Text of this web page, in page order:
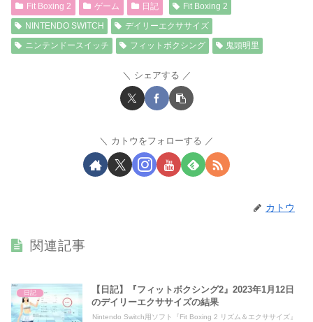
Fit Boxing 2 ゲーム 日記
Fit Boxing 2
NINTENDO SWITCH
デイリーエクササイズ
ニンテンドースイッチ
フィットボクシング 鬼頭明里
シェアする
カトウをフォローする
カトウ
関連記事
日記
【日記】『フィットボクシング2』2023年1月12日
のデイリーエクササイズの結果
Nintendo Switch用ソフト『Fit Boxing 2 リズム＆エクササイズ』